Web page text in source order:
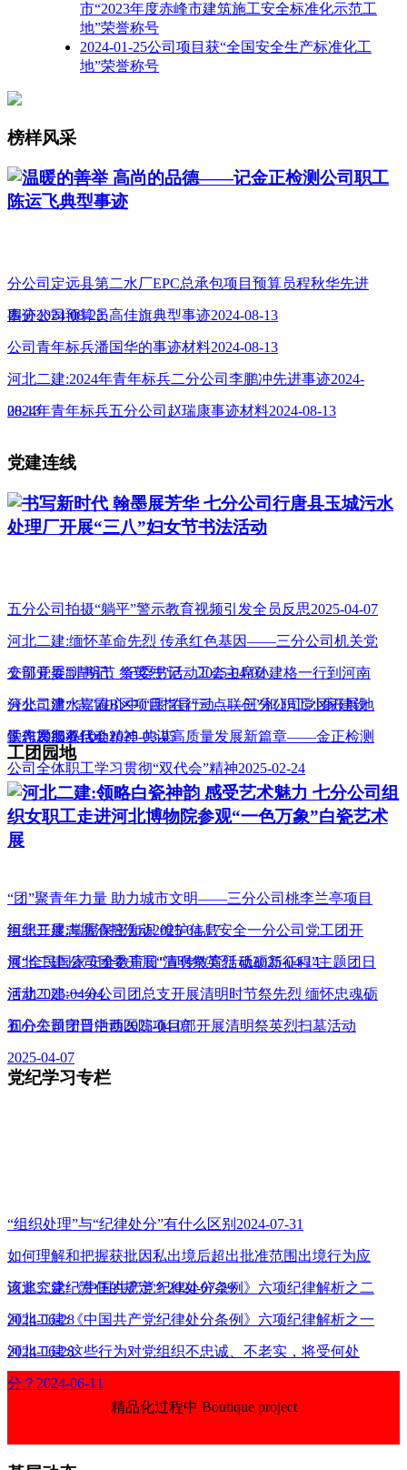
市“2023年度赤峰市建筑施工安全标准化示范工
地”荣誉称号
2024-01-25公司项目获“全国安全生产标准化工
地”荣誉称号
榜样风采
温暖的善举 高尚的品德——记金正检测公司职工
陈运飞典型事迹
分公司定远县第二水厂EPC总承包项目预算员程秋华先进
事迹2024-08-22
四分公司预算员高佳旗典型事迹2024-08-13
公司青年标兵潘国华的事迹材料2024-08-13
河北二建:2024年青年标兵二分公司李鹏冲先进事迹2024-
08-13
2024年青年标兵五分公司赵瑞康事迹材料2024-08-13
党建连线
书写新时代 翰墨展芳华 七分公司行唐县玉城污水
处理厂开展“三八”妇女节书法活动
五分公司拍摄“躺平”警示教育视频引发全员反思2025-04-07
河北二建:缅怀革命先烈 传承红色基因——三分公司机关党
支部开展“清明节 祭英烈”活动2025-04-02
公司党委副书记、纪委书记、工会主席孙建格一行到河南
分公司澧水嘉园B区项目指导“三点联创”和 职工小家建设
工作2025-04-01
河北二建:“志”在心中 “愿”在行动——三分公司党团开展地
铁志愿服务活动2025-03-05
学习贯彻双代会精神 共谋高质量发展新篇章——金正检测
公司全体职工学习贯彻“双代会”精神2025-02-24
工团园地
河北二建:领略白瓷神韵 感受艺术魅力 七分公司组
织女职工走进河北博物院参观“一色万象”白瓷艺术
展
“团”聚青年力量 助力城市文明——三分公司桃李兰亭项目
组织开展志愿清扫活动2025-04-17
河北二建:掌握保密知识 维护信息安全一分公司党工团开
展“全民国家安全教育日”宣传教育活动2025-04-14
河北二建:公司团委开展“清明祭英烈 砥砺新征程”主题团日
活动2025-04-04
河北二建:一分公司团总支开展清明时节祭先烈 缅怀忠魂砺
初心主题团日活动2025-04-07
五分公司宁晋中西医院项目部开展清明祭英烈扫墓活动
2025-04-07
党纪学习专栏
“组织处理”与“纪律处分”有什么区别2024-07-31
如何理解和把握获批因私出境后超出批准范围出境行为应
该追究党纪责任的规定？2024-07-29
河北二建:《中国共产党纪律处分条例》六项纪律解析之二
2024-06-28
河北二建:《中国共产党纪律处分条例》六项纪律解析之一
2024-06-28
河北二建:这些行为对党组织不忠诚、不老实，将受何处
分？2024-06-11
精品化过程中 Boutique project